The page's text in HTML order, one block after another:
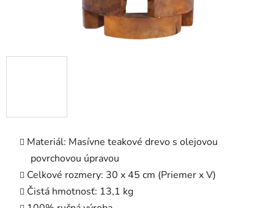
Materiál: Masívne teakové drevo s olejovou
povrchovou úpravou
Celkové rozmery: 30 x 45 cm (Priemer x V)
Čistá hmotnosť: 13,1 kg